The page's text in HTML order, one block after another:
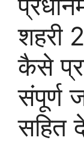
शहरी
कैसे
संपूर्ण
सहित